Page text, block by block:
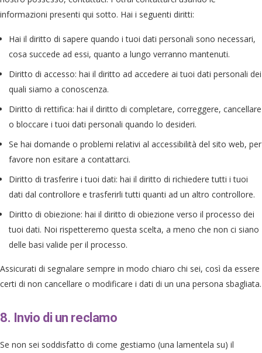
informazioni presenti qui sotto. Hai i seguenti diritti:
Hai il diritto di sapere quando i tuoi dati personali sono necessari,
cosa succede ad essi, quanto a lungo verranno mantenuti.
Diritto di accesso: hai il diritto ad accedere ai tuoi dati personali dei
quali siamo a conoscenza.
Diritto di rettifica: hai il diritto di completare, correggere, cancellare
o bloccare i tuoi dati personali quando lo desideri.
Se hai domande o problemi relativi al accessibilità del sito web, per
favore non esitare a contattarci.
Diritto di trasferire i tuoi dati: hai il diritto di richiedere tutti i tuoi
dati dal controllore e trasferirli tutti quanti ad un altro controllore.
Diritto di obiezione: hai il diritto di obiezione verso il processo dei
tuoi dati. Noi rispetteremo questa scelta, a meno che non ci siano
delle basi valide per il processo.
Assicurati di segnalare sempre in modo chiaro chi sei, così da essere
certi di non cancellare o modificare i dati di un una persona sbagliata.
8. Invio di un reclamo
Se non sei soddisfatto di come gestiamo (una lamentela su) il